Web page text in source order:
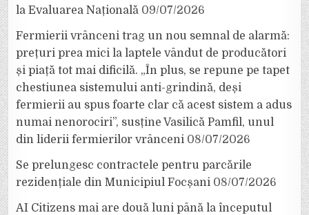
la Evaluarea Națională 09/07/2026
Fermierii vrânceni trag un nou semnal de alarmă:
prețuri prea mici la laptele vândut de producători
și piață tot mai dificilă. „În plus, se repune pe tapet
chestiunea sistemului anti-grindină, deși
fermierii au spus foarte clar că acest sistem a adus
numai nenorociri”, susține Vasilică Pamfil, unul
din liderii fermierilor vrânceni 08/07/2026
Se prelungesc contractele pentru parcările
rezidențiale din Municipiul Focșani 08/07/2026
AI Citizens mai are două luni până la începutul